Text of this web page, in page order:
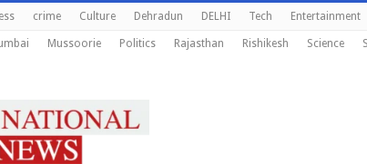
crime Culture Dehradun DELHI Tech Entertainment
Mussoorie Politics Rajasthan Rishikesh Science